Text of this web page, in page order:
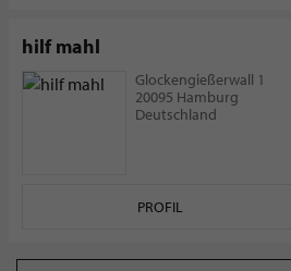
hilf mahl
Glockengießerwall 1
20095 Hamburg
Deutschland
PROFIL